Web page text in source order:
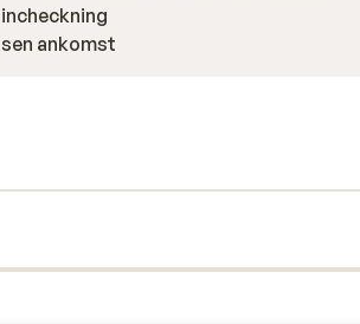
incheckning
sen ankomst